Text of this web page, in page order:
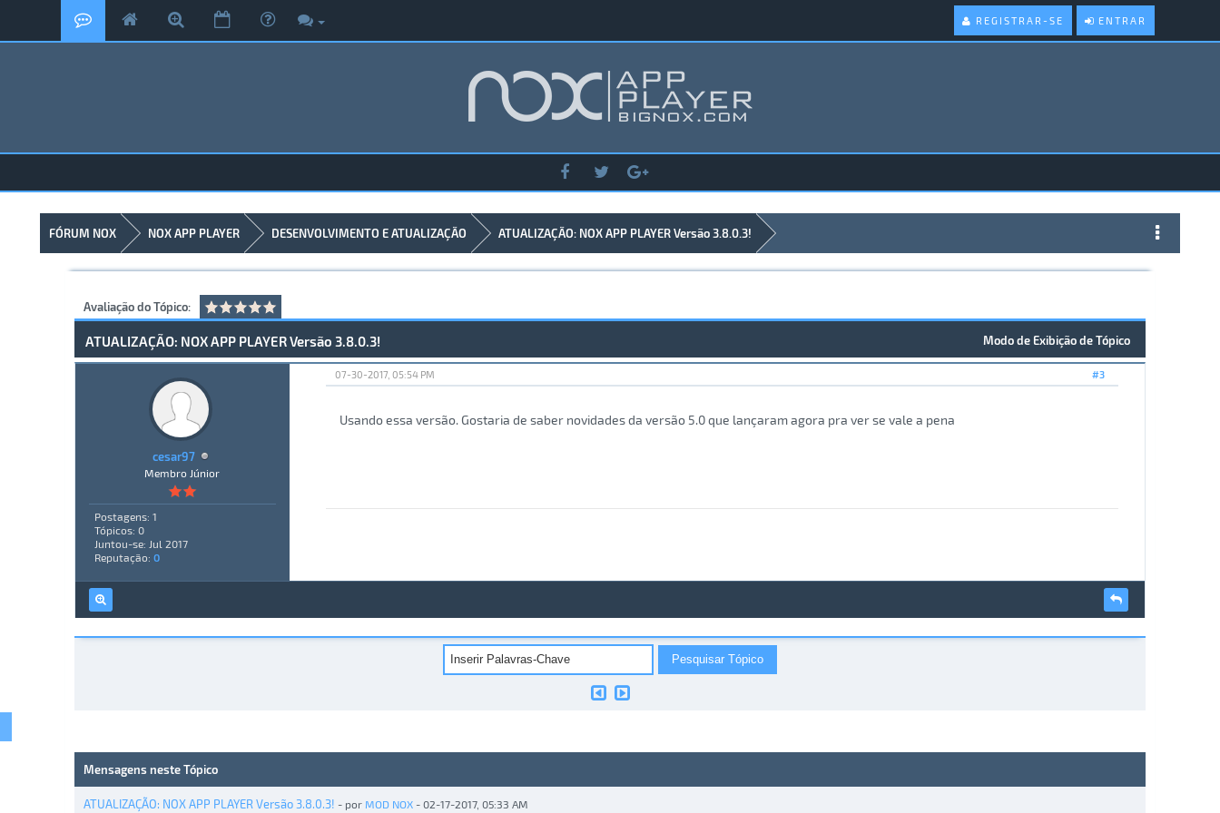
ENTRAR
REGISTRAR-SE
FÓRUM NOX NOX APP PLAYER DESENVOLVIMENTO E ATUALIZAÇÃO ATUALIZAÇÃO: NOX APP PLAYER Versão 3.8.0.3!
Avaliação do Tópico:
Modo de Exibição de Tópico
ATUALIZAÇÃO: NOX APP PLAYER Versão 3.8.0.3!
cesar97
Membro Júnior
Postagens: 1
Tópicos: 0
Juntou-se: Jul 2017
Reputação: 0
#3
07-30-2017, 05:54 PM
Usando essa versão. Gostaria de saber novidades da versão 5.0 que lançaram agora pra ver se vale a pena
Mensagens neste Tópico
ATUALIZAÇÃO: NOX APP PLAYER Versão 3.8.0.3! - por MOD NOX - 02-17-2017, 05:33 AM